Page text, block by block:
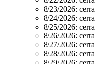
8/23/2026:
8/24/2026:
8/25/2026:
8/26/2026:
8/27/2026:
8/28/2026:
8/29/2026: